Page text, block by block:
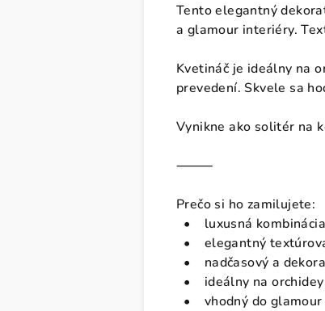
Tento elegantný
a glamour interiéry.
Kvetináč je ideálny na
prevedení. Skvele sa
Vynikne ako solitér na
⸻
Prečo si ho zamilujete:
• luxusná
• elegantný
• nadčasový a
• ideálny na orchidey
• vhodný do glamour